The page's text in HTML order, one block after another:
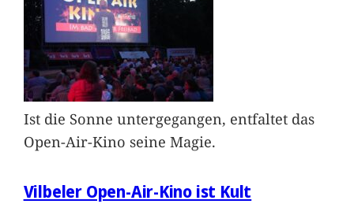
Ist die Sonne untergegangen, entfaltet das
Open-Air-Kino seine Magie.
Vilbeler Open-Air-Kino ist Kult